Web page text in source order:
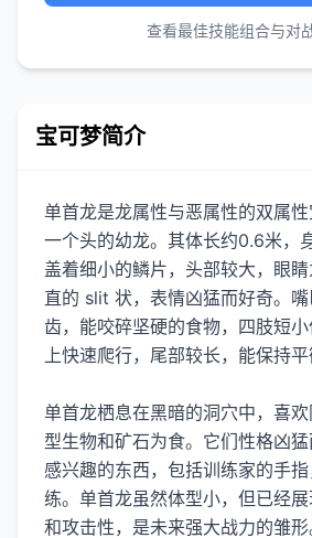
查看最佳技能组合与对
宝可梦简介
单首龙是龙属性与恶属性的双属
一个头的幼龙。其体长约0.6米，
盖着细小的鳞片，头部较大，眼
直的 slit 状，表情凶猛而好奇。
齿，能咬碎坚硬的食物，四肢短
上快速爬行，尾部较长，能保持平
单首龙栖息在黑暗的洞穴中，喜
型生物和矿石为食。它们性格凶
感兴趣的东西，包括训练家的手
练。单首龙虽然体型小，但已经
和攻击性，是未来强大战力的雏形